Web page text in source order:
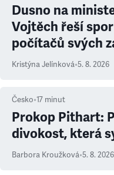
Dusno na
Vojtěch řeší
počítačů svých
Kristýna Jelínková•5. 8. 2026
Česko•17 minut
Prokop Pithart:
divokost, která
Barbora Kroužková•5. 8. 2026